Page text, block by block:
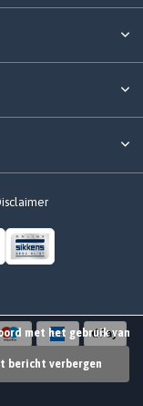
met het gebruik van
bericht verbergen